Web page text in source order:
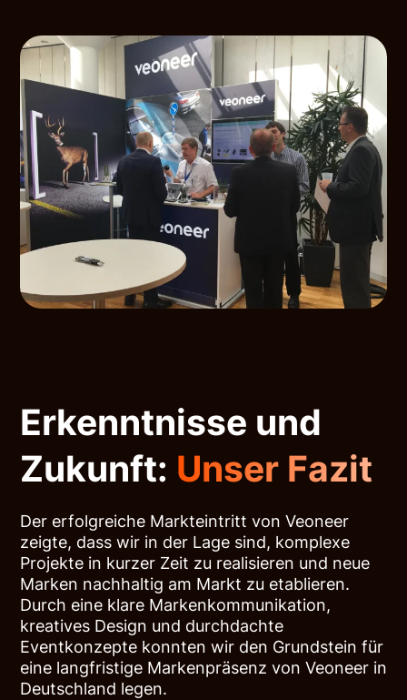
Erkenntnisse und
Zukunft: Unser Fazit
Der erfolgreiche Markteintritt von Veoneer
zeigte, dass wir in der Lage sind, komplexe
Projekte in kurzer Zeit zu realisieren und neue
Marken nachhaltig am Markt zu etablieren.
Durch eine klare Markenkommunikation,
kreatives Design und durchdachte
Eventkonzepte konnten wir den Grundstein für
eine langfristige Markenpräsenz von Veoneer in
Deutschland legen.